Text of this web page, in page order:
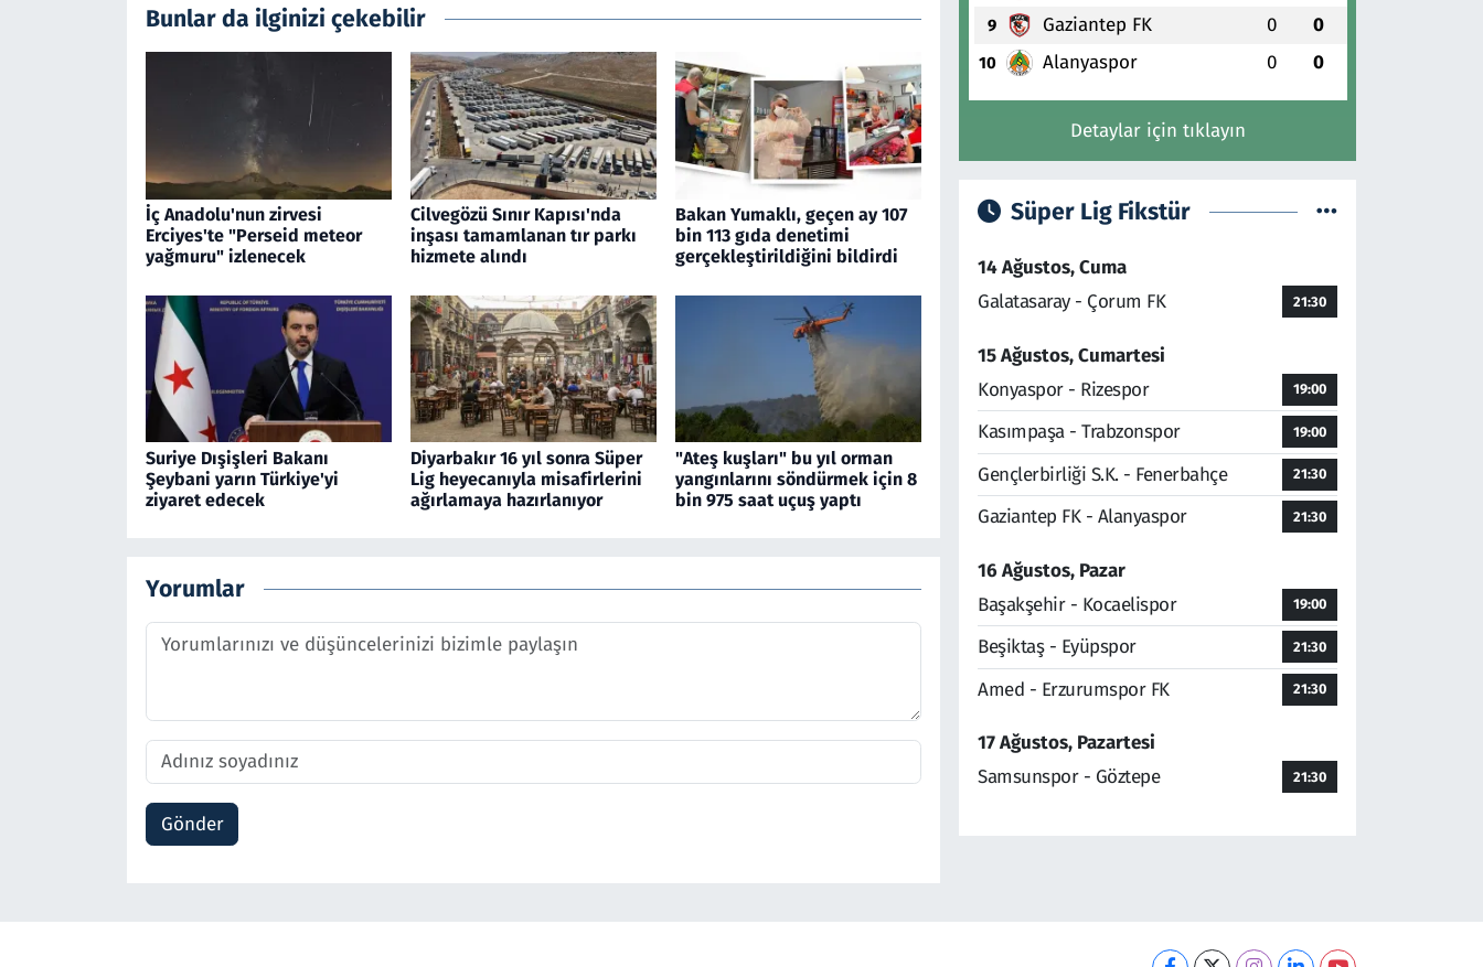
Bunlar da ilginizi çekebilir
İç Anadolu'nun zirvesi
Erciyes'te "Perseid meteor
yağmuru" izlenecek
Cilvegözü Sınır Kapısı'nda
inşası tamamlanan tır parkı
hizmete alındı
Bakan Yumaklı, geçen ay 107
bin 113 gıda denetimi
gerçekleştirildiğini bildirdi
Suriye Dışişleri Bakanı
Şeybani yarın Türkiye'yi
ziyaret edecek
Diyarbakır 16 yıl sonra Süper
Lig heyecanıyla misafirlerini
ağırlamaya hazırlanıyor
"Ateş kuşları" bu yıl orman
yangınlarını söndürmek için 8
bin 975 saat uçuş yaptı
Yorumlar
Gönder
9 Gaziantep FK 0 0
10 Alanyaspor 0 0
Detaylar için tıklayın
Süper Lig Fikstür
14 Ağustos, Cuma
Galatasaray - Çorum FK
21:30
15 Ağustos, Cumartesi
Konyaspor - Rizespor
19:00
Kasımpaşa - Trabzonspor 19:00
Gençlerbirliği S.K. - Fenerbahçe 21:30
Gaziantep FK - Alanyaspor 21:30
16 Ağustos, Pazar
Başakşehir - Kocaelispor
19:00
Beşiktaş - Eyüpspor 21:30
Amed - Erzurumspor FK 21:30
17 Ağustos, Pazartesi
Samsunspor - Göztepe
21:30